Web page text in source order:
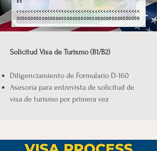
Solicitud Visa de Turismo (B1/B2)
Diligenciamiento de Formulario D-160
Asesoría para entrevista de solicitud de
visa de turismo por primera vez